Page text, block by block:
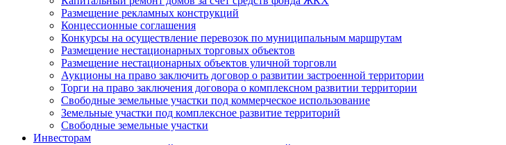
Размещение рекламных конструкций
Концессионные соглашения
Конкурсы на осуществление перевозок по муниципальным маршрутам
Размещение нестационарных торговых объектов
Размещение нестационарных объектов уличной торговли
Аукционы на право заключить договор о развитии застроенной территории
Торги на право заключения договора о комплексном развитии территории
Свободные земельные участки под коммерческое использование
Земельные участки под комплексное развитие территорий
Свободные земельные участки
Инвесторам